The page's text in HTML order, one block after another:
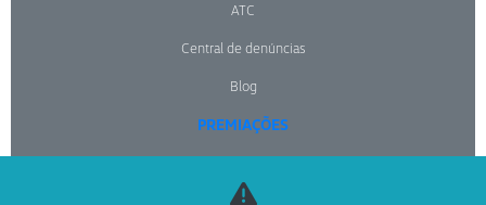
ATC
Central de denúncias
Blog
PREMIAÇÕES